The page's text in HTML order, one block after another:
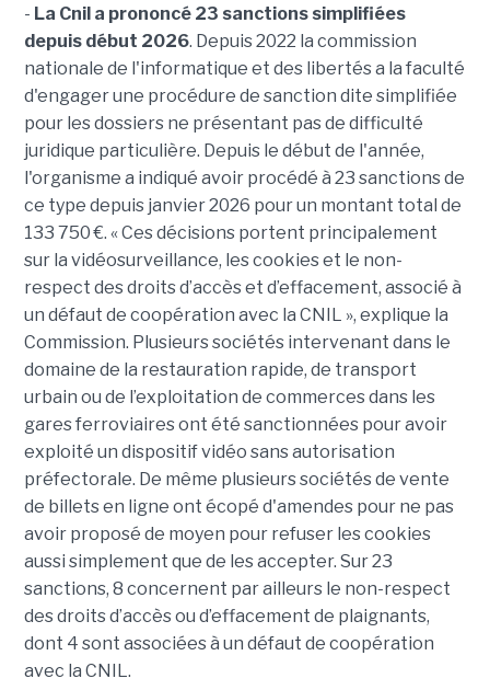
- La Cnil a prononcé 23 sanctions simplifiées
depuis début 2026. Depuis 2022 la commission
nationale de l'informatique et des libertés a la faculté
d'engager une procédure de sanction dite simplifiée
pour les dossiers ne présentant pas de difficulté
juridique particulière. Depuis le début de l'année,
l'organisme a indiqué avoir procédé à 23 sanctions de
ce type depuis janvier 2026 pour un montant total de
133 750 €. « Ces décisions portent principalement
sur la vidéosurveillance, les cookies et le non-
respect des droits d’accès et d’effacement, associé à
un défaut de coopération avec la CNIL », explique la
Commission. Plusieurs sociétés intervenant dans le
domaine de la restauration rapide, de transport
urbain ou de l’exploitation de commerces dans les
gares ferroviaires ont été sanctionnées pour avoir
exploité un dispositif vidéo sans autorisation
préfectorale. De même plusieurs sociétés de vente
de billets en ligne ont écopé d'amendes pour ne pas
avoir proposé de moyen pour refuser les cookies
aussi simplement que de les accepter. Sur 23
sanctions, 8 concernent par ailleurs le non-respect
des droits d’accès ou d’effacement de plaignants,
dont 4 sont associées à un défaut de coopération
avec la CNIL.